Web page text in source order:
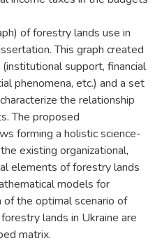
of forestry lands use in
This graph created
support, financial
phenomena, etc.) and a set
the relationship
The proposed
forming a holistic science-
existing organizational,
elements of forestry lands
models for
the optimal scenario of
lands in Ukraine are
matrix.